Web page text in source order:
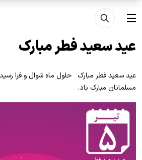
رفتن به محتوای اصلی
منو
عید سعید فطر مبارک
عید سعید فطر مبارک حلول ماه شوال و فرا
مسلمانان مبارک باد.